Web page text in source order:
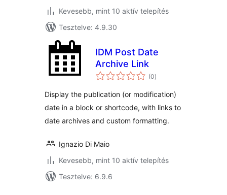
Kevesebb, mint 10 aktív telepítés
Tesztelve: 4.9.30
IDM Post Date
Archive Link
(0értékelés
összesen
)
Display the publication (or modification)
date in a block or shortcode, with links to
date archives and custom formatting.
Ignazio Di Maio
Kevesebb, mint 10 aktív telepítés
Tesztelve: 6.9.6